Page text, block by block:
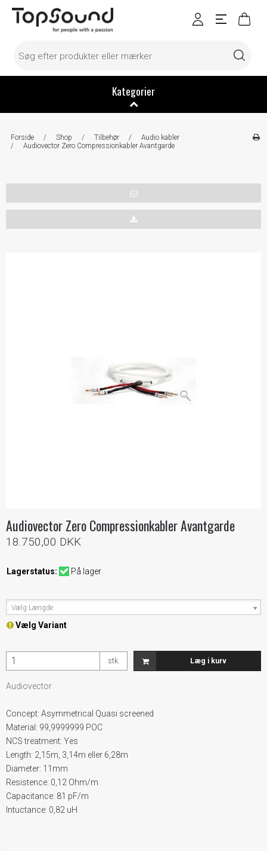
Kategorier
Forside / Shop / Tilbehør /
Audio kabler
/
Audiovector Zero Compressionkabler Avantgarde
Audiovector Zero Compressionkabler Avantgarde
18.750,00 DKK
Lagerstatus: På lager
Vælg Længde
Vælg Variant
stk. Læg i kurv
Audiovector
Concept: Asymmetrical Quasi screened
Material: 99,9999999 POC
NCS treatment: Yes
Length: 2,15m, 3,14m eller 6,28m
Diameter: 11mm
Resistence: 0,12 Ohm/m
Capacitance: 81 pF/m
Intuctance: 0,82 uH